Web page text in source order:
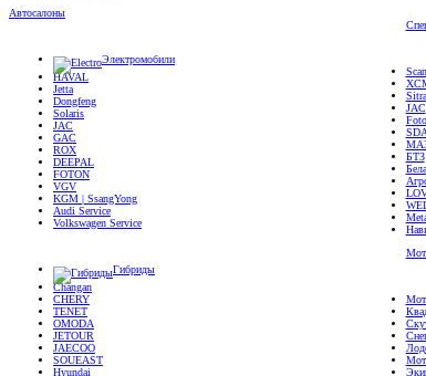
Автосалоны
Электромобили
HAVAL
Jetta
Dongfeng
Solaris
JAC
GAC
ROX
DEEPAL
FOTON
VGV
KGM | SsangYong
Audi Service
Volkswagen Service
Гибриды
Changan
CHERY
TENET
OMODA
JETOUR
JAECOO
SOUEAST
Hyundai
JAC
БТЗ